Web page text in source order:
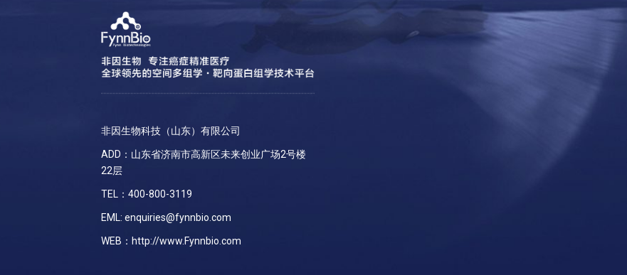
非因生物科技（山东）有限公司
ADD：山东省济南市高新区未来创业广场2号楼
22层
TEL：400-800-3119
EML: enquiries@fynnbio.com
WEB：http://www.Fynnbio.com